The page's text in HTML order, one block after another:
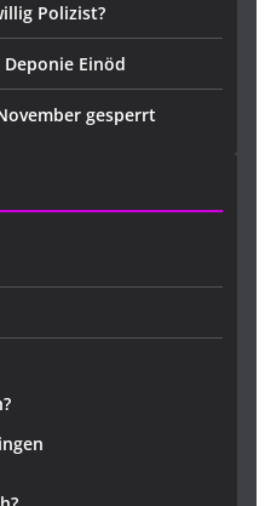
Polizist?
Einöd
gesperrt